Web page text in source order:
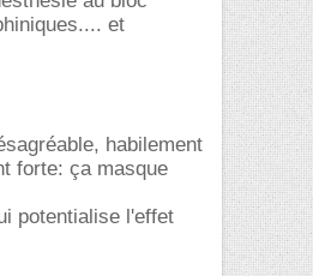
et
habilement
forte: ça masque
potentialise l'effet